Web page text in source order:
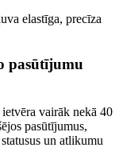
elastīga, precīza
pasūtījumu
vairāk nekā 40
pasūtījumus,
un atlikumu